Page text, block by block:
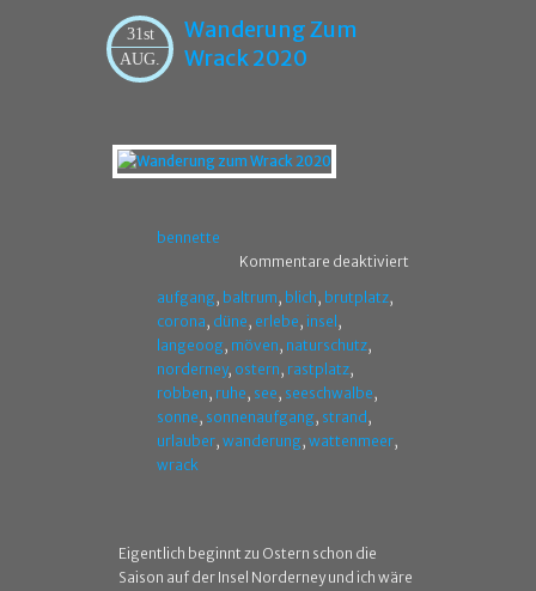
31st
AUG.
Wanderung Zum
Wrack 2020
bennette
Kommentare deaktiviert
aufgang, baltrum, blich, brutplatz,
corona, düne, erlebe, insel ,
langeoog, möven, naturschutz,
norderney, ostern, rastplatz,
robben, ruhe, see, seeschwalbe,
sonne, sonnenaufgang, strand ,
urlauber, wanderung, wattenmeer,
wrack
Eigentlich beginnt zu Ostern schon die
Saison auf der Insel Norderney und ich wäre